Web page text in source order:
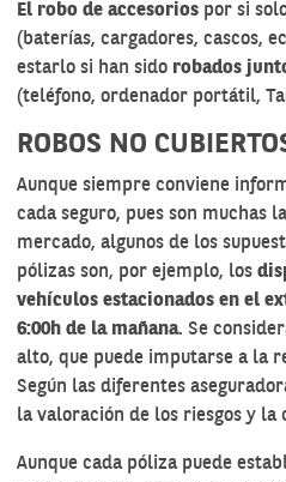
El robo de accesorios por si
(baterías, cargadores, cascos,
estarlo si han sido robados
(teléfono, ordenador portátil,
ROBOS NO
Aunque siempre conviene
cada seguro, pues son muchas
mercado, algunos de los
pólizas son, por ejemplo, los
vehículos estacionados en el
6:00h de la mañana. Se
alto, que puede imputarse a la
Según las diferentes
la valoración de los riesgos y
Aunque cada póliza puede